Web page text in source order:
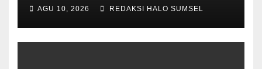
Rumah Bapak Burhanudin,
Hunian Semakin Sempurna
Dan Layak Huni
AGU 10, 2026 REDAKSI HALO SUMSEL